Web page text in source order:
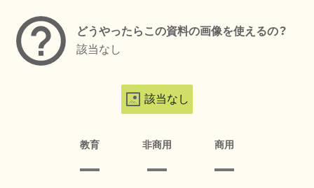
どうやったらこの資料の画像を使えるの？
該当なし
該当なし
教育 非商用 商用